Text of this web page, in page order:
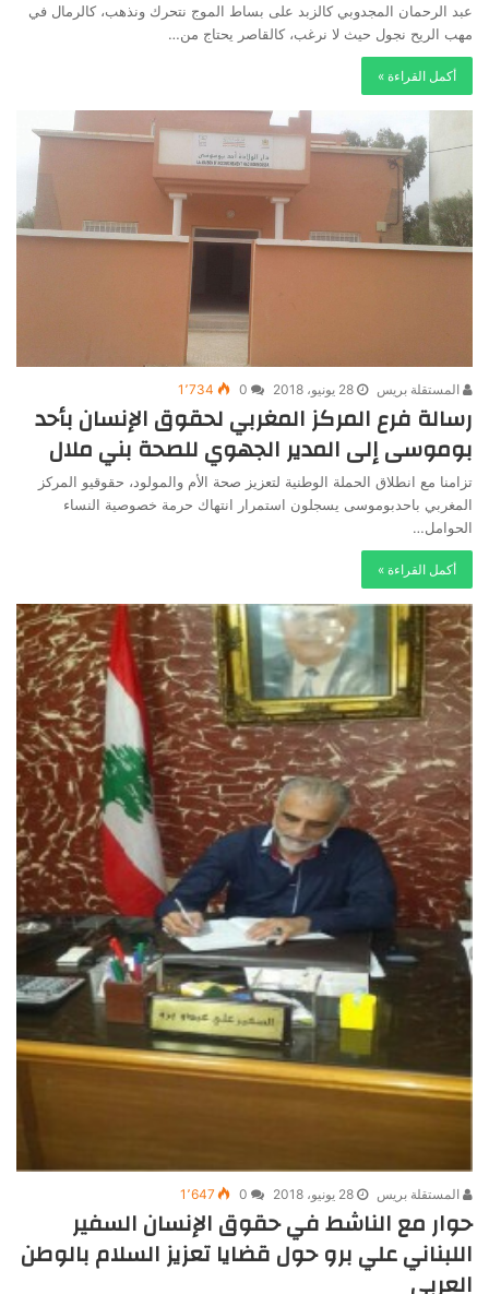
عبد الرحمان المجدوبي كالزبد على بساط الموج نتحرك ونذهب، كالرمال في
مهب الريح نجول حيث لا نرغب، كالقاصر يحتاج من…
أكمل القراءة »
المستقلة بريس 28 يونيو، 2018 0 1٬734
رسالة فرع المركز المغربي لحقوق الإنسان بأحد
بوموسى إلى المدير الجهوي للصحة بني ملال
تزامنا مع انطلاق الحملة الوطنية لتعزيز صحة الأم والمولود، حقوقيو المركز
المغربي باحدبوموسى يسجلون استمرار انتهاك حرمة خصوصية النساء
الحوامل…
أكمل القراءة »
المستقلة بريس 28 يونيو، 2018 0 1٬647
حوار مع الناشط في حقوق الإنسان السفير
اللبناني علي برو حول قضايا تعزيز السلام بالوطن
العربي